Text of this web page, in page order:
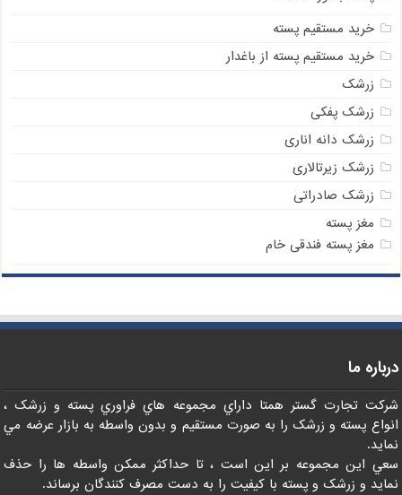
خرید مستقیم پسته
خرید مستقیم پسته از باغدار
زرشک
زرشک پفکی
زرشک دانه اناری
زرشک زیرتالاری
زرشک صادراتی
مغز پسته
مغز پسته فندقی خام
درباره ما
شرکت تجارت گستر همتا داراي مجموعه هاي فراوري پسته و زرشک ،
انواع پسته و زرشک را به صورت مستقيم و بدون واسطه به بازار عرضه مي
نمايد.
سعي اين مجموعه بر اين است ، تا حداکثر ممکن واسطه ها را حذف
نمايد و زرشک و پسته با کيفيت را به دست مصرف کنندگان برساند.